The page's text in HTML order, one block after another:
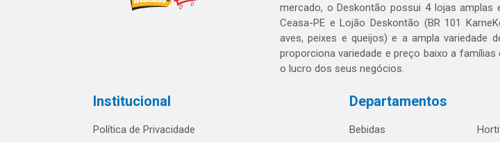
mercado, o Deskontão possui 4 lojas amplas
Ceasa-PE e Lojão Deskontão (BR 101
aves, peixes e queijos) e a ampla variedade
proporciona variedade e preço baixo a
o lucro dos seus negócios.
Institucional
Política de Privacidade
Departamentos
Bebidas